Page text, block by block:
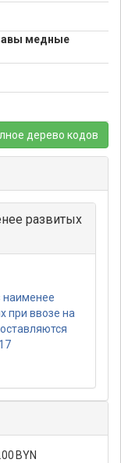
медные
дерево кодов
развитых
наименее
при ввозе на
BYN